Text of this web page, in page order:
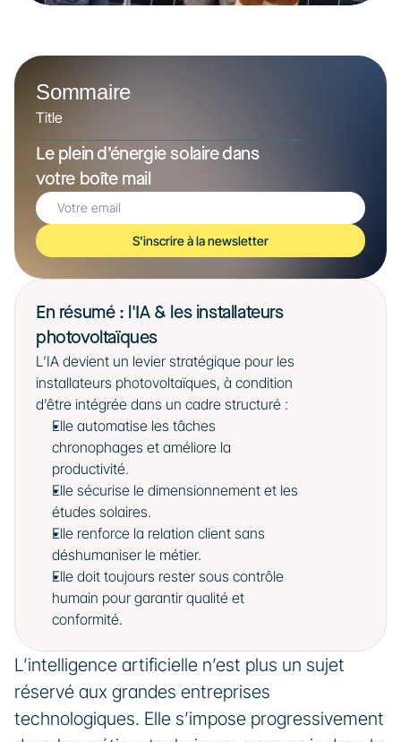
En résumé : l'IA & les installateurs
photovoltaïques
L’IA devient un levier stratégique pour les
installateurs photovoltaïques, à condition
d’être intégrée dans un cadre structuré :
Elle automatise les tâches
chronophages et améliore la
productivité.
Elle sécurise le dimensionnement et les
études solaires.
Elle renforce la relation client sans
déshumaniser le métier.
Elle doit toujours rester sous contrôle
humain pour garantir qualité et
conformité.
L’intelligence artificielle n’est plus un sujet
réservé aux grandes entreprises
technologiques. Elle s’impose progressivement
Sommaire
Title
Le plein d’énergie solaire dans
votre boîte mail
S'inscrire à la newsletter